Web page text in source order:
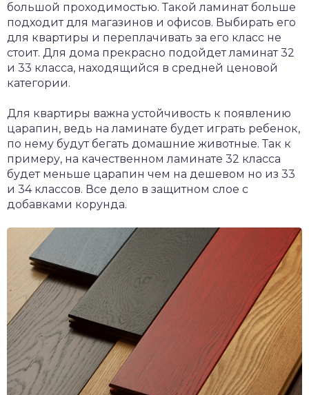
большой проходимостью. Такой ламинат больше
подходит для магазинов и офисов. Выбирать его
для квартиры и переплачивать за его класс не
стоит. Для дома прекрасно подойдет ламинат 32
и 33 класса, находящийся в средней ценовой
категории.
Для квартиры важна устойчивость к появлению
царапин, ведь на ламинате будет играть ребенок,
по нему будут бегать домашние животные. Так к
примеру, на качественном ламинате 32 класса
будет меньше царапин чем на дешевом но из 33
и 34 классов. Все дело в защитном слое с
добавками корунда.